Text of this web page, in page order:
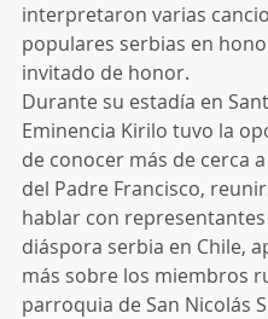
interpretaron varias
populares serbias en
invitado de honor.
Durante su estadía en
Eminencia Kirilo tuvo la
de conocer más de cerca
del Padre Francisco,
hablar con representantes
diáspora serbia en Chile,
más sobre los miembros
parroquia de San Nicolás